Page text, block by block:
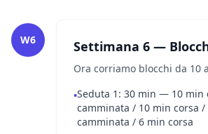
W6 Settimana 6 —
Ora corriamo blocchi da 10
•Seduta 1: 30 min — 10 min
camminata / 10 min corsa /
camminata / 6 min corsa